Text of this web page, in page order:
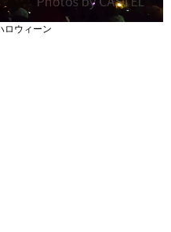
ロウィーン